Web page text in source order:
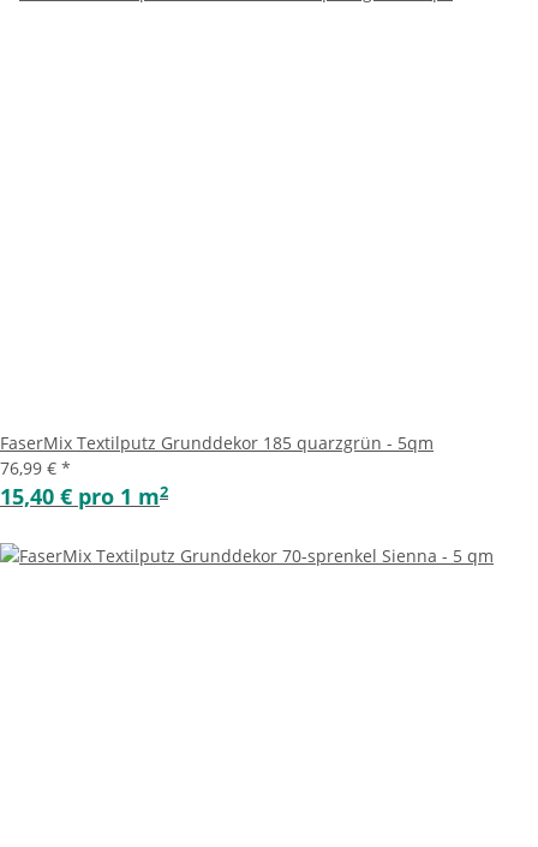
FaserMix Textilputz Grunddekor 185 quarzgrün - 5qm
76,99 € *
15,40 € pro 1 m2